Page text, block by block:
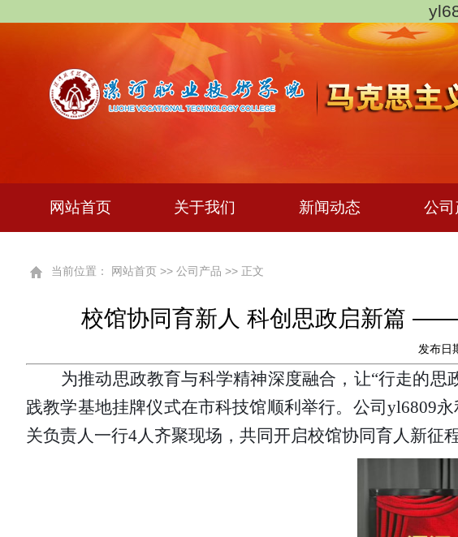
网站首页 关于我们 新闻动态 公司
当前位置： 网站首页 >> 公司产品 >> 正文
校馆协同育新人 科创思政启新篇
发布日
为推动思政教育与科学精神深度融合，让“行走的思
践教学基地挂牌仪式在市科技馆顺利举行。公司yl6809
关负责人一行4人齐聚现场，共同开启校馆协同育人新征程